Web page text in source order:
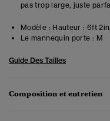
pas trop large, juste
Modèle : Hauteur : 6ft
Le mannequin porte : M
Guide Des Tailles
Composition et entretien